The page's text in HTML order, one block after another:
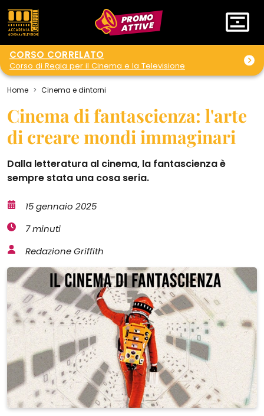
PROMO
ATTIVE
CORSO CORRELATO
Corso di Regia per il Cinema e la Televisione
Home Cinema e dintorni
Cinema di fantascienza: l'arte
di creare mondi immaginari
Dalla letteratura al cinema, la fantascienza è
sempre stata una cosa seria.
15 gennaio 2025
7 minuti
Redazione Griffith